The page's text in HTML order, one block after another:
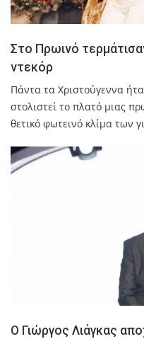
Στο Πρωινό
ντεκόρ
Πάντα τα Χριστούγεννα
στολιστεί το πλατό μιας
θετικό φωτεινό κλίμα των
Ο Γιώργος Λιάγκας